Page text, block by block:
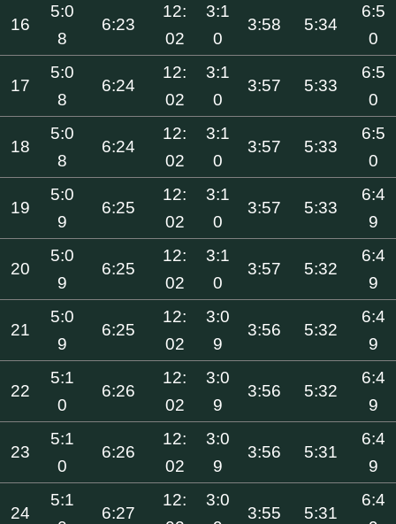
16
5:0
8
6:23
12:
02
3:1
0
3:58 5:34
6:5
0
17
5:0
8
6:24
12:
02
3:1
0
3:57 5:33
6:5
0
18
5:0
8
6:24
12:
02
3:1
0
3:57 5:33
6:5
0
19
5:0
9
6:25
12:
02
3:1
0
3:57 5:33
6:4
9
20
5:0
9
6:25
12:
02
3:1
0
3:57 5:32
6:4
9
21
5:0
9
6:25
12:
02
3:0
9
3:56 5:32
6:4
9
22
5:1
0
6:26
12:
02
3:0
9
3:56 5:32
6:4
9
23
5:1
0
6:26
12:
02
3:0
9
3:56 5:31
6:4
9
24
5:1
6:27
12:
3:0
3:55 5:31
6:4